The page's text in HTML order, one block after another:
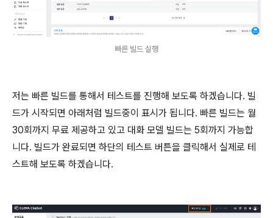
빠른 빌드 실행
저는 빠른 빌드를 통해서 테스트를 진행해 보도록 하겠습니다. 빌
드가 시작되면 아래처럼 빌드중이 표시가 됩니다. 빠른 빌드는 월
30회까지 무료 제공하고 있고 대화 모델 빌드는 5회까지 가능합
니다. 빌드가 완료되면 하단의 테스트 버튼을 클릭해서 실제로 테
스트해 보도록 하겠습니다.